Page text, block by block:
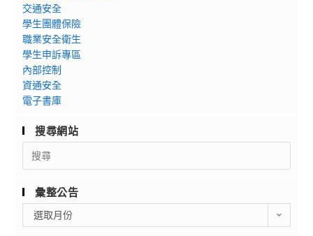
交通安全
學生團體保險
職業安全衛生
學生申訴專區
內部控制
資通安全
電子書庫
搜尋網站
Search
for:
彙整公告
整
選取月份